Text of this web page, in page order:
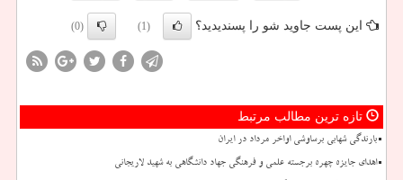
این پست جاوید شو را پسندیدید؟ (1)
(0)
تازه ترین مطالب مرتبط
بارندگی شهابی برساوشی اواخر مرداد در ایران
اهدای جایزه چهره برجسته علمی و فرهنگی جهاد دانشگاهی به شهید لاریجانی